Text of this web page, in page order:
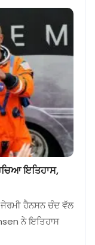
ਇਤਿਹਾਸ,
ਹੈਨਸਨ ਚੰਦ ਵੱਲ
ਨੇ ਇਤਿਹਾਸ